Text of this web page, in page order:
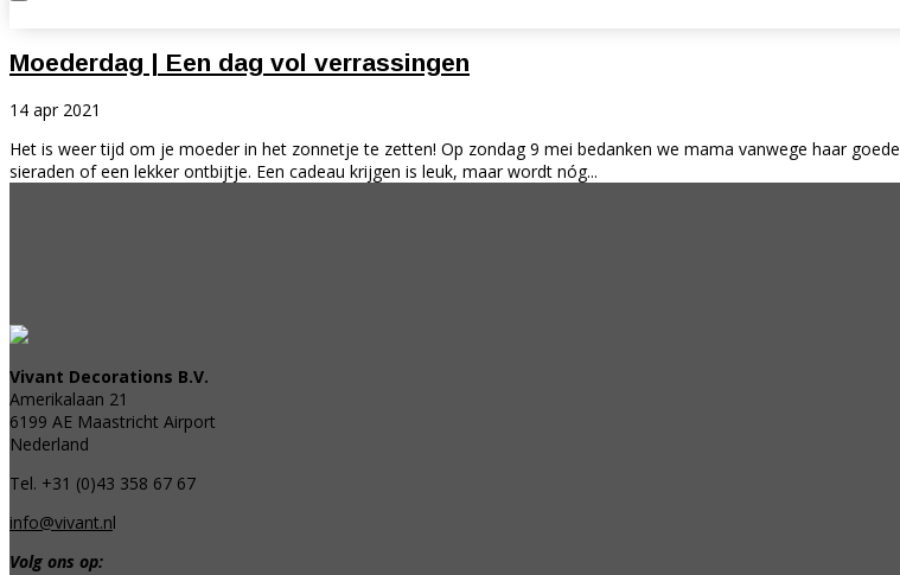
Moederdag | Een dag vol verrassingen
14 apr 2021
Het is weer tijd om je moeder in het zonnetje te zetten! Op zondag 9 mei bedanken we mama vanwege haar
sieraden of een lekker ontbijtje. Een cadeau krijgen is leuk, maar wordt nóg...
Vivant Decorations B.V.
Amerikalaan 21
6199 AE Maastricht Airport
Nederland
Tel. +31 (0)43 358 67 67
info@vivant.nl
Volg ons op: